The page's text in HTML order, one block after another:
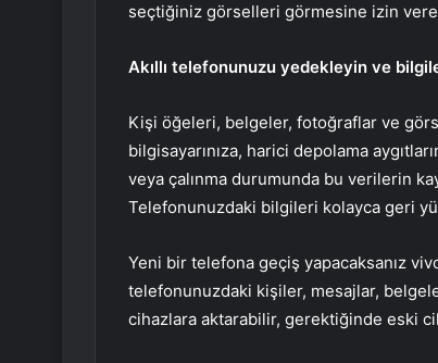
seçtiğiniz görselleri görmesine izin
Akıllı telefonunuzu yedekleyin ve
Kişi öğeleri, belgeler, fotoğraflar ve
bilgisayarınıza, harici depolama
veya çalınma durumunda bu verilerin
Telefonunuzdaki bilgileri kolayca geri
Yeni bir telefona geçiş yapacaksanız
telefonunuzdaki kişiler, mesajlar,
cihazlara aktarabilir, gerektiğinde eski